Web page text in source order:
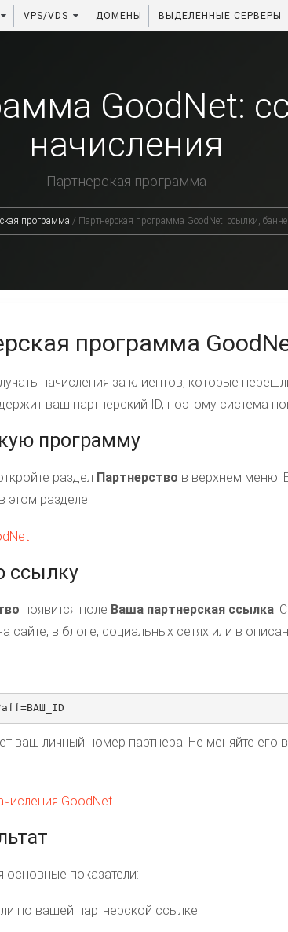
VPS/VDS ДОМЕНЫ ВЫДЕЛЕННЫЕ СЕРВЕРЫ
GoodNet:
начисления
Партнерская программа
программа / Партнерская программа GoodNet: ссылки,
программа
начисления за клиентов, которые
ваш партнерский ID, поэтому система
программу
раздел Партнерство в верхнем меню.
этом разделе.
ссылку
появится поле Ваша партнерская ссылка .
сайте, в блоге, социальных сетях или в
ваш личный номер партнера. Не меняйте его
показатели:
по вашей партнерской ссылке.